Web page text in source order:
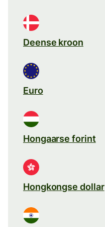
Deense kroon
Euro
Hongaarse forint
Hongkongse dollar